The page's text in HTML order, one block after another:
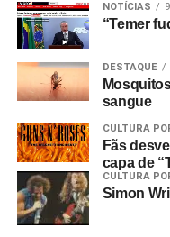
NOTÍCIAS
“Temer
DESTAQUE
sangue
CULTURA
Fãs
capa de
CULTURA
Simon